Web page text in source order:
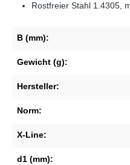
Rostfreier Stahl 1.4305,
B (mm):
Gewicht (g):
Hersteller:
Norm:
X-Line:
d1 (mm):